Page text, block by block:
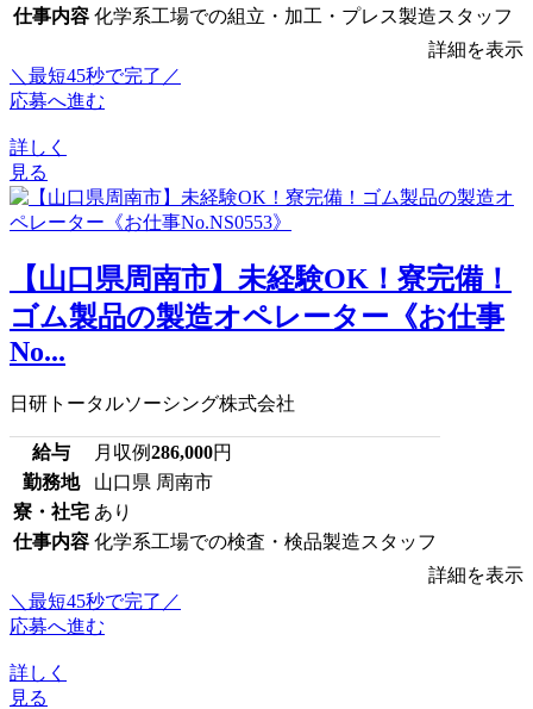
仕事内容 化学系工場での組立・加工・プレス製造スタッフ
詳細を表示
＼最短45秒で完了／
応募へ進む
詳しく
見る
【山口県周南市】未経験OK！寮完備！
ゴム製品の製造オペレーター《お仕事
No...
日研トータルソーシング株式会社
給与 月収例286,000円
勤務地
山口県 周南市
寮・社宅 あり
仕事内容 化学系工場での検査・検品製造スタッフ
詳細を表示
＼最短45秒で完了／
応募へ進む
詳しく
見る